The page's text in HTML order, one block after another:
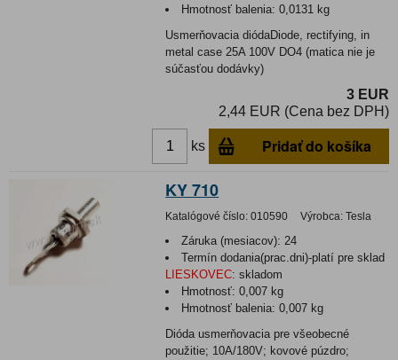
Hmotnosť balenia:0,0131 kg
Usmerňovacia diódaDiode, rectifying, in
metal case 25A 100V DO4 (matica nie je
súčasťou dodávky)
3 EUR
2,44 EUR (Cena bez DPH)
ks Pridať do košíka
KY 710
Katalógové číslo: 010590 Výrobca: Tesla
Záruka (mesiacov): 24
Termín dodania(prac.dni)-platí pre sklad
LIESKOVEC: skladom
Hmotnosť:0,007 kg
Hmotnosť balenia:0,007 kg
Dióda usmerňovacia pre všeobecné
použitie; 10A/180V; kovové púzdro;